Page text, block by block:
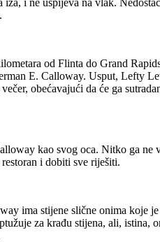
od Flinta do Grand
E. Calloway. Usput, Lefty
obećavajući da će ga
kao svog oca. Nitko ga ne
i dobiti sve riješiti.
ima stijene slične onima koje
za krađu stijena, ali, istina,